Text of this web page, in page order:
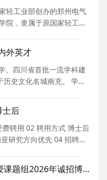
轻工业部创办的郑州电气
院，隶属于原国家轻工业
民政府和国家烟草专卖
南省
外英才
、四川省首批一流学科建
史文化名城南充。 学科
20 个硕士学位授权一级
士后
聘用 02 聘用方式 博士后
研究方向优先 04 招聘时
四川大学-国际关系学院
西南交通大学经济管理学院刘玉焕副教授课题组2026年诚招博士后